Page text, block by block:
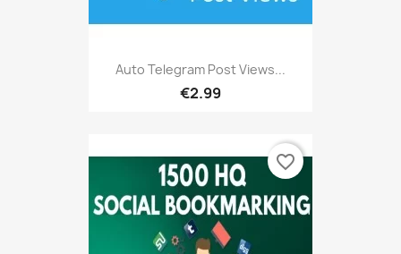
Auto Telegram Post Views...
€2.99
favorite_border